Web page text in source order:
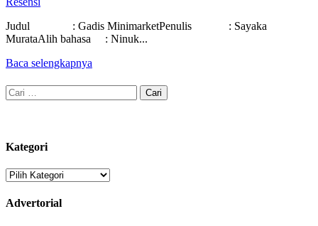
Judul : Gadis MinimarketPenulis : Sayaka
MurataAlih bahasa : Ninuk...
Baca selengkapnya
Cari
untuk:
Kategori
Kategori
Advertorial